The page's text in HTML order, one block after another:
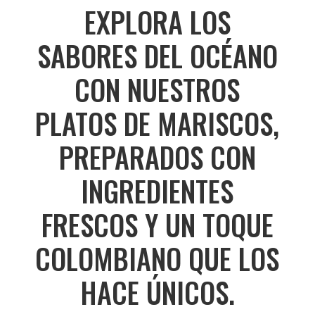
EXPLORA LOS
SABORES DEL OCÉANO
CON NUESTROS
PLATOS DE MARISCOS,
PREPARADOS CON
INGREDIENTES
FRESCOS Y UN TOQUE
COLOMBIANO QUE LOS
HACE ÚNICOS.